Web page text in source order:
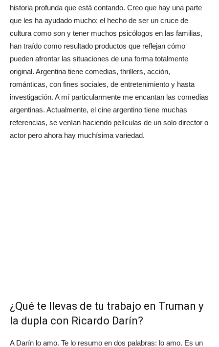
historia profunda que está contando. Creo que hay una parte
que les ha ayudado mucho: el hecho de ser un cruce de
cultura como son y tener muchos psicólogos en las familias,
han traído como resultado productos que reflejan cómo
pueden afrontar las situaciones de una forma totalmente
original. Argentina tiene comedias, thrillers, acción,
románticas, con fines sociales, de entretenimiento y hasta
investigación. A mí particularmente me encantan las comedias
argentinas. Actualmente, el cine argentino tiene muchas
referencias, se venían haciendo películas de un solo director o
actor pero ahora hay muchísima variedad.
¿Qué te llevas de tu trabajo en Truman y
la dupla con Ricardo Darín?
A Darín lo amo. Te lo resumo en dos palabras: lo amo. Es un